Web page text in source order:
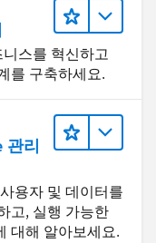
스를 혁신하고
를 구축하세요.
관리
용자 및 데이터를
고, 실행 가능한
대해 알아보세요.